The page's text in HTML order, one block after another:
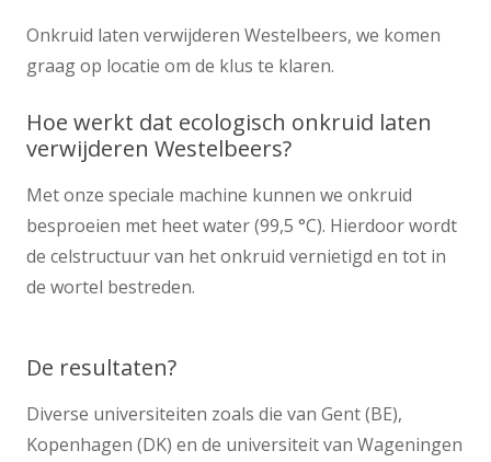
Onkruid laten verwijderen Westelbeers, we komen
graag op locatie om de klus te klaren.
Hoe werkt dat ecologisch onkruid laten
verwijderen Westelbeers?
Met onze speciale machine kunnen we onkruid
besproeien met heet water (99,5 °C). Hierdoor wordt
de celstructuur van het onkruid vernietigd en tot in
de wortel bestreden.
De resultaten?
Diverse universiteiten zoals die van Gent (BE),
Kopenhagen (DK) en de universiteit van Wageningen